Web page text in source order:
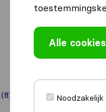
(8)
Alle
Noodzakelijk